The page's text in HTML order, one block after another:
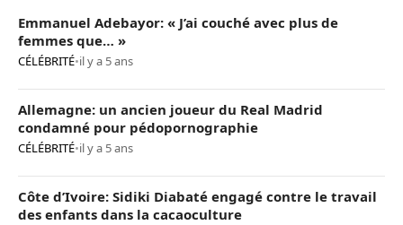
Emmanuel Adebayor: « J’ai couché avec plus de
femmes que… »
CÉLÉBRITÉ•il y a 5 ans
Allemagne: un ancien joueur du Real Madrid
condamné pour pédopornographie
CÉLÉBRITÉ•il y a 5 ans
Côte d’Ivoire: Sidiki Diabaté engagé contre le travail
des enfants dans la cacaoculture